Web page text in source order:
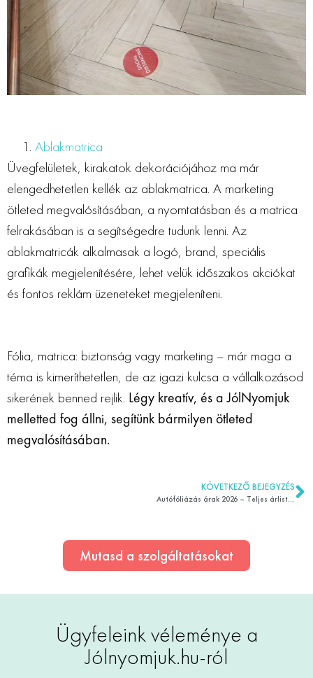
Ablakmatrica
Üvegfelületek, kirakatok dekorációjához ma már
elengedhetetlen kellék az ablakmatrica. A marketing
ötleted megvalósításában, a nyomtatásban és a matrica
felrakásában is a segítségedre tudunk lenni. Az
ablakmatricák alkalmasak a logó, brand, speciális
grafikák megjelenítésére, lehet velük időszakos akciókat
és fontos reklám üzeneteket megjeleníteni.
Fólia, matrica: biztonság vagy marketing – már maga a
téma is kimeríthetetlen, de az igazi kulcsa a vállalkozásod
sikerének benned rejlik. Légy kreatív, és a JólNyomjuk
melletted fog állni, segítünk bármilyen ötleted
megvalósításában.
KÖVETKEZŐ BEJEGYZÉS
Autófóliázás árak 2026 – Teljes árlista és tippek
Mutasd a szolgáltatásokat
Ügyfeleink véleménye a
Jólnyomjuk.hu-ról